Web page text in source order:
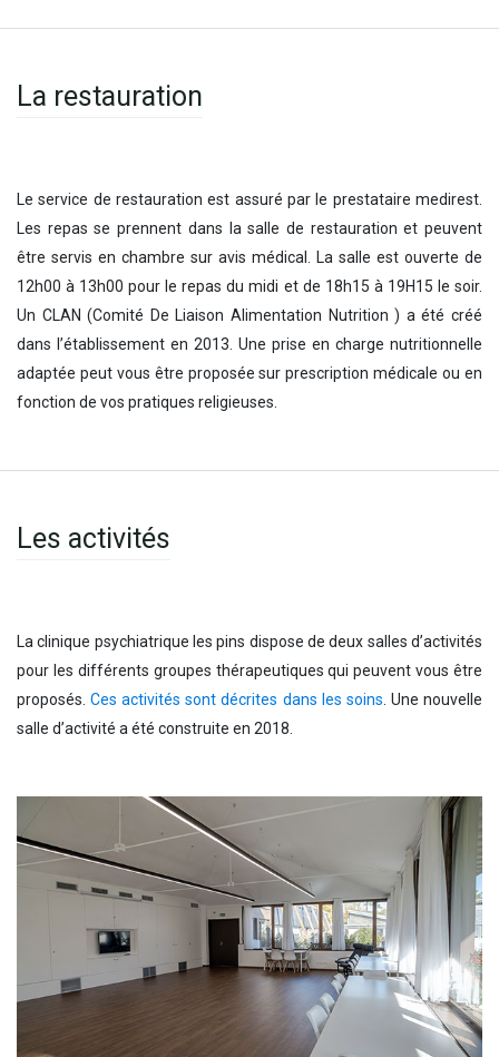
La restauration
Le service de restauration est assuré par le prestataire medirest.
Les repas se prennent dans la salle de restauration et peuvent
être servis en chambre sur avis médical. La salle est ouverte de
12h00 à 13h00 pour le repas du midi et de 18h15 à 19H15 le soir.
Un CLAN (Comité De Liaison Alimentation Nutrition ) a été créé
dans l’établissement en 2013. Une prise en charge nutritionnelle
adaptée peut vous être proposée sur prescription médicale ou en
fonction de vos pratiques religieuses.
Les activités
La clinique psychiatrique les pins dispose de deux salles d’activités
pour les différents groupes thérapeutiques qui peuvent vous être
proposés. Ces activités sont décrites dans les soins . Une nouvelle
salle d’activité a été construite en 2018.